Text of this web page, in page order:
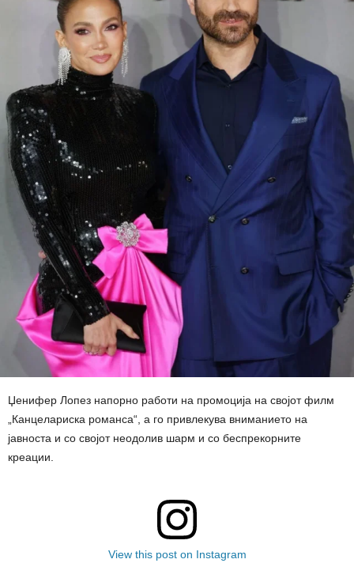
Џенифер Лопез напорно работи на промоција на својот филм
„Канцелариска романса“, а го привлекува вниманието на
јавноста и со својот неодолив шарм и со беспрекорните
креации.
View this post on Instagram